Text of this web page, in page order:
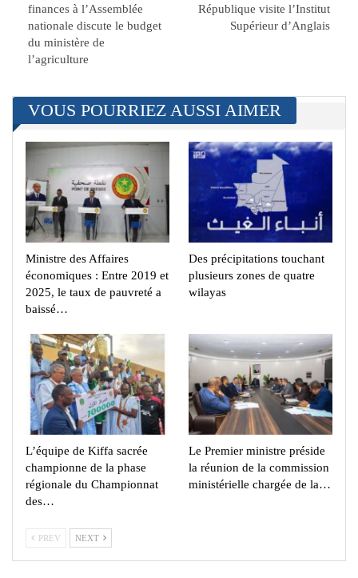
finances à l’Assemblée
nationale discute le budget
du ministère de
l’agriculture
République visite l’Institut
Supérieur d’Anglais
VOUS POURRIEZ AUSSI AIMER
Ministre des Affaires
économiques : Entre 2019 et
2025, le taux de pauvreté a
baissé…
Des précipitations touchant
plusieurs zones de quatre
wilayas
L’équipe de Kiffa sacrée
championne de la phase
régionale du Championnat
des…
Le Premier ministre préside
la réunion de la commission
ministérielle chargée de la…
PREV NEXT